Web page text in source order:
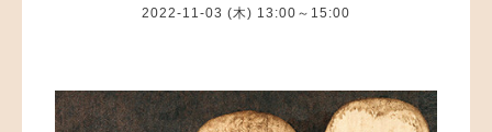
2022-11-03 (木) 13:00～15:00